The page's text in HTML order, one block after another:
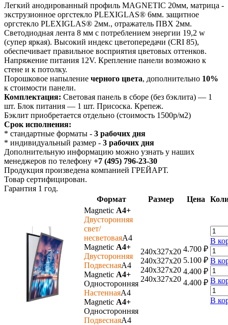
Легкий анодированный профиль MAGNETIC 20мм, матрица -
экструзионное оргстекло PLEXIGLAS® 6мм. защитное
оргстекло PLEXIGLAS® 2мм., отражатель ПВХ 2мм.
Светодиодная лента 8 мм с потреблением энергии 19,2 w
(супер яркая). Высокий индекс цветопередачи (CRI 85),
обеспечивает правильное восприятия цветовых оттенков.
Напряжение питания 12V. Крепление панели возможно к
стене и к потолку.
Порошковое напыление черного цвета, дополнительно 10%
к стоимости панели.
Комплектация: Световая панель в сборе (без бэклита) — 1
шт. Блок питания — 1 шт. Присоска. Крепеж.
Бэклит приобретается отдельно (стоимость 1500р/м2)
Срок исполнения:
* стандартные форматы - 3 рабочих дня
* индивидуальный размер - 3 рабочих дня
Дополнительную информацию можно узнать у наших
менеджеров по телефону +7 (495) 796-23-30
Продукция произведена компанией ГРЕЙАРТ.
Товар сертифицирован.
Гарантия 1 год.
Формат
Размер Цена
Magnetic A4+
Двусторонняя
свет/
несветоваяA4
Magnetic A4+
Двусторонняя
ПодвеснаяA4
Magnetic A4+
Односторонняя
НастеннаяA4
Magnetic A4+
Односторонняя
ПодвеснаяA4
240х327х20
240х327х20
240х327х20
240х327х20
4.700 ₽
5.100 ₽
4.400 ₽
4.400 ₽
В
В
В
В